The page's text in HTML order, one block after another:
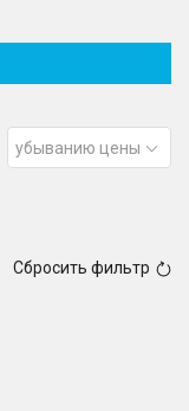
убыванию цены
Сбросить фильтр